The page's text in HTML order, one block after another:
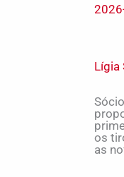
Lígia
os
as